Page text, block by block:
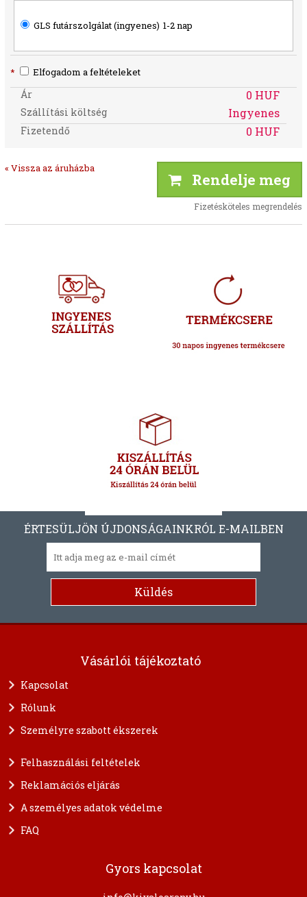
GLS futárszolgálat (ingyenes) 1-2 nap
* Elfogadom a feltételeket
Ár 0 HUF
Szállítási költség Ingyenes
Fizetendő 0 HUF
« Vissza az áruházba
Rendelje meg
Fizetésköteles megrendelés
ÉRTESÜLJÖN ÚJDONSÁGAINKRÓL E-MAILBEN
Vásárlói tájékoztató
Kapcsolat
Rólunk
Személyre szabott ékszerek
Felhasználási feltételek
Reklamációs eljárás
A személyes adatok védelme
FAQ
Gyors kapcsolat